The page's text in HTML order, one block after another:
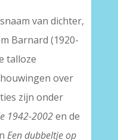
van dichter,
Barnard (1920-
talloze
over
zijn onder
1942-2002en de
Een dubbeltje op